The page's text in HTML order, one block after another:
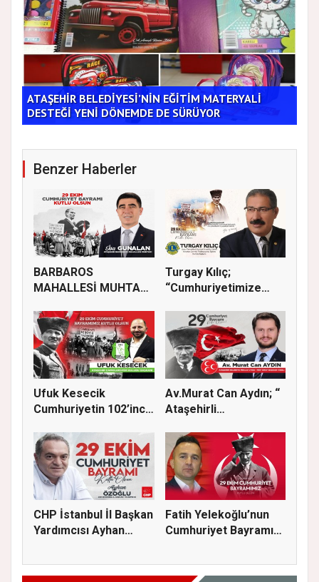
ATAŞEHİR BELEDİYESİ’NİN EĞİTİM MATERYALİ
DESTEĞİ YENİ DÖNEMDE DE SÜRÜYOR
Benzer Haberler
BARBAROS
MAHALLESİ MUHTARI
Turgay Kılıç;
“Cumhuriyetimize
Ufuk Kesecik
Cumhuriyetin 102’inci
Av.Murat Can Aydın; “
Ataşehirli
CHP İstanbul İl Başkan
Yardımcısı Ayhan
Fatih Yelekoğlu’nun
Cumhuriyet Bayramı